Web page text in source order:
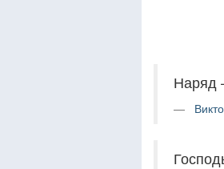
Наряд